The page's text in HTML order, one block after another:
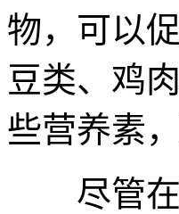
物，可以
豆类、鸡
些营养素
尽管在